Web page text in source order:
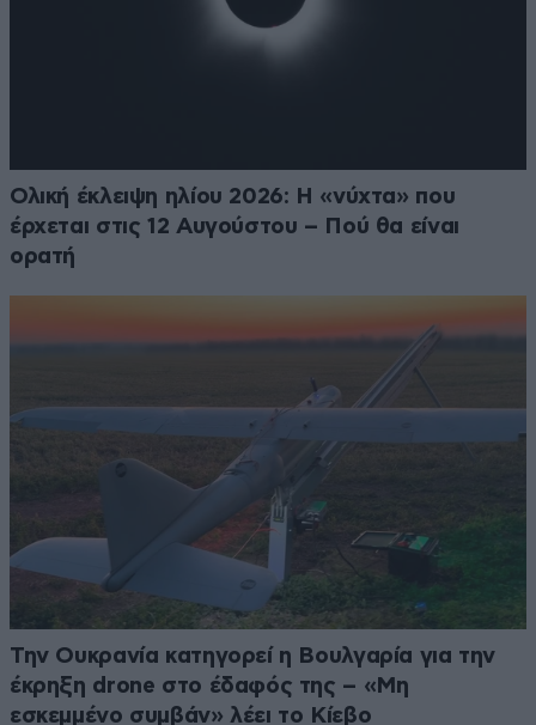
Ολική έκλειψη ηλίου 2026: Η «νύχτα» που
έρχεται στις 12 Αυγούστου – Πού θα είναι
ορατή
Την Ουκρανία κατηγορεί η Βουλγαρία για την
έκρηξη drone στο έδαφός της – «Μη
εσκεμμένο συμβάν» λέει το Κίεβο